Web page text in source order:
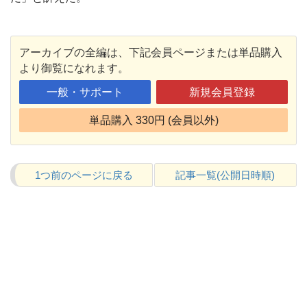
アーカイブの全編は、下記会員ページまたは単品購入
より御覧になれます。
一般・サポート 新規会員登録
単品購入 330円 (会員以外)
1つ前のページに戻る 記事一覧(公開日時順)